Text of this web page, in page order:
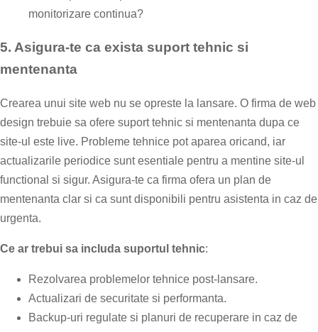
monitorizare continua?
5. Asigura-te ca exista suport tehnic si
mentenanta
Crearea unui site web nu se opreste la lansare. O firma de web
design trebuie sa ofere suport tehnic si mentenanta dupa ce
site-ul este live. Probleme tehnice pot aparea oricand, iar
actualizarile periodice sunt esentiale pentru a mentine site-ul
functional si sigur. Asigura-te ca firma ofera un plan de
mentenanta clar si ca sunt disponibili pentru asistenta in caz de
urgenta.
Ce ar trebui sa includa suportul tehnic:
Rezolvarea problemelor tehnice post-lansare.
Actualizari de securitate si performanta.
Backup-uri regulate si planuri de recuperare in caz de